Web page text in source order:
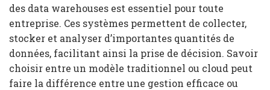
des data warehouses est essentiel pour toute
entreprise. Ces systèmes permettent de collecter,
stocker et analyser d’importantes quantités de
données, facilitant ainsi la prise de décision. Savoir
choisir entre un modèle traditionnel ou cloud peut
faire la différence entre une gestion efficace ou